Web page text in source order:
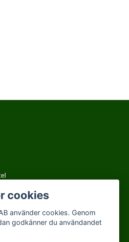
cookies
använder cookies. Genom
godkänner du användandet